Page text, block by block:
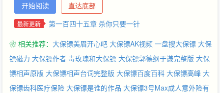
开始阅读 直达底部
最新更新 第一百四十五章 杀你只要一针
❀ 相关推荐： 大保镖美眉开心吧 大保镖AK视频 一盘搜大保镖 大保
镖磁力 大保镖作者 毒玫瑰和大保镖 大保镖郭德纲于谦完整版 大保
镖相声原版 大保镖相声台词完整版 大保镖百度百科 大保镖高峰 大
保镖齿科医疗保险 大保镖是谁的作品 大保镖3号Max成人意外险有